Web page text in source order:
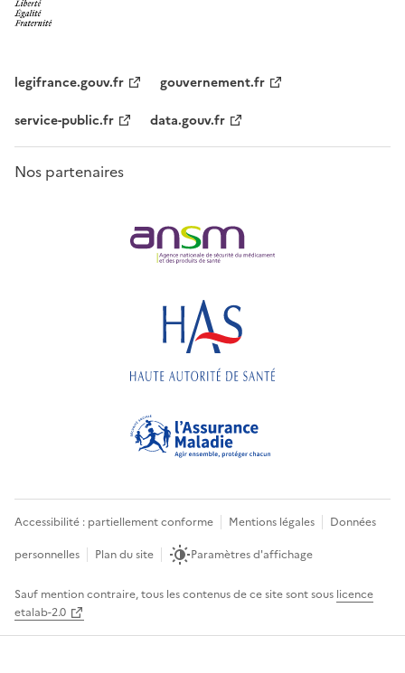
legifrance.gouv.fr
gouvernement.fr
service-public.fr
data.gouv.fr
Nos partenaires
Accessibilité : partiellement conforme Mentions légales
Données
personnelles
Plan du site Paramètres d'affichage
Sauf mention contraire, tous les contenus de ce site sont sous licence
etalab-2.0